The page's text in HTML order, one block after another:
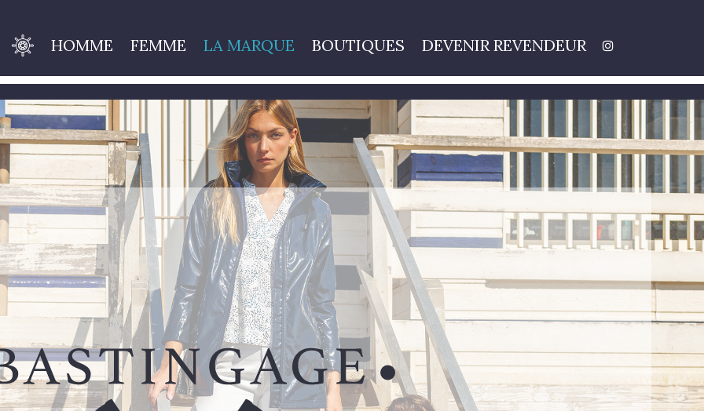
HOMME FEMME LA MARQUE BOUTIQUES DEVENIR REVENDEUR